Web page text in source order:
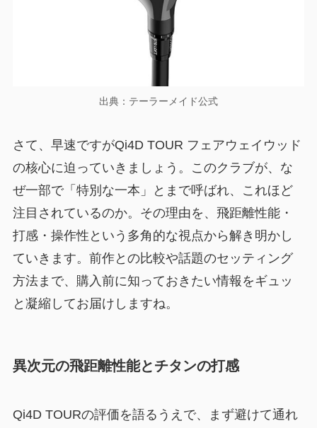
出典：テーラーメイド公式
さて、早速ですがQi4D TOUR フェアウェイウッド
の核心に迫っていきましょう。このクラブが、な
ぜ一部で「特別な一本」とまで呼ばれ、これほど
注目されているのか。その理由を、飛距離性能・
打感・操作性という多角的な視点から解き明かし
ていきます。前作との比較や話題のセッティング
方法まで、購入前に知っておきたい情報をギュッ
と凝縮してお届けしますね。
異次元の飛距離性能とチタンの打感
Qi4D TOURの評価を語るうえで、まず避けて通れ